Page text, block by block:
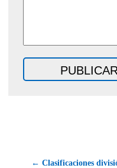
← Clasificaciones